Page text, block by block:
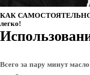
КАК
легко!
Всего за пару минут